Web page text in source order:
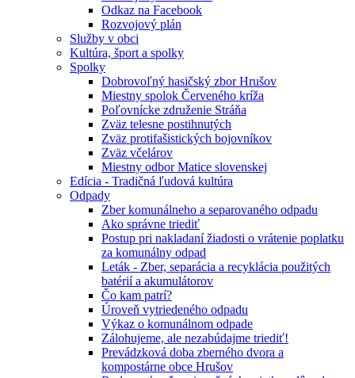
Odkaz na Facebook
Rozvojový plán
Služby v obci
Kultúra, šport a spolky
Spolky
Dobrovoľný hasičský zbor Hrušov
Miestny spolok Červeného kríža
Poľovnícke združenie Stráňa
Zväz telesne postihnutých
Zväz protifašistických bojovníkov
Zväz včelárov
Miestny odbor Matice slovenskej
Edícia - Tradičná ľudová kultúra
Odpady
Zber komunálneho a separovaného odpadu
Ako správne triediť
Postup pri nakladaní žiadosti o vrátenie poplatku
za komunálny odpad
Leták - Zber, separácia a recyklácia použitých
batérií a akumulátorov
Čo kam patrí?
Úroveň vytriedeného odpadu
Výkaz o komunálnom odpade
Zálohujeme, ale nezabúdajme triediť!
Prevádzková doba zberného dvora a
kompostárne obce Hrušov